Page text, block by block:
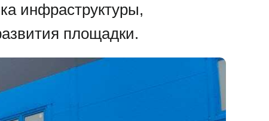
инфраструктуры,
площадки.